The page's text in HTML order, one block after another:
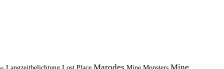
Langzeitbelichtung Lost Place Marodes Mine Monsters Mine